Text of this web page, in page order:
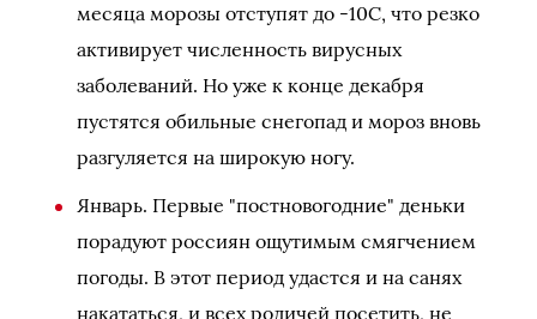
месяца морозы отступят до -10С, что резко
активирует численность вирусных
заболеваний. Но уже к конце декабря
пустятся обильные снегопад и мороз вновь
разгуляется на широкую ногу.
Январь. Первые "постновогодние" деньки
порадуют россиян ощутимым смягчением
погоды. В этот период удастся и на санях
накататься, и всех родичей посетить, не